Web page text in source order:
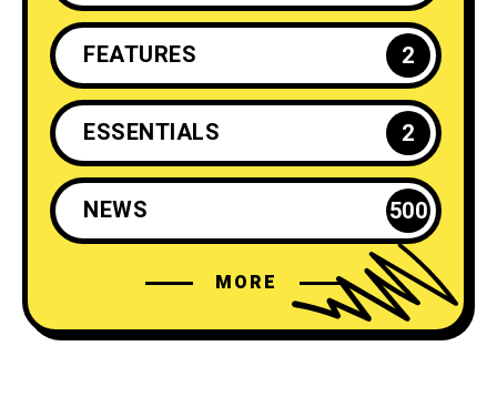
FEATURES 2
ESSENTIALS 2
NEWS 500
MORE